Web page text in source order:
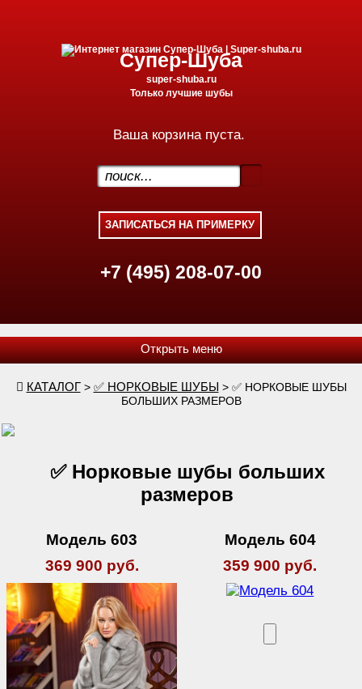
Супер-Шуба
super-shuba.ru
Только лучшие шубы
Ваша корзина пуста.
.
+7 (495) 208-07-00
КАТАЛОГ> ✅ НОРКОВЫЕ ШУБЫ > ✅ НОРКОВЫЕ ШУБЫ
БОЛЬШИХ РАЗМЕРОВ
✅ Норковые шубы больших
размеров
Модель 603
369 900 руб.
Модель 604
359 900 руб.